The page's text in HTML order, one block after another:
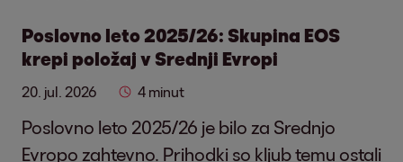
Poslovno leto 2025/26: Skupina EOS
krepi položaj v Srednji Evropi
20. jul. 2026 4 minut
Poslovno leto 2025/26 je bilo za Srednjo
Evropo zahtevno. Prihodki so kljub temu ostali